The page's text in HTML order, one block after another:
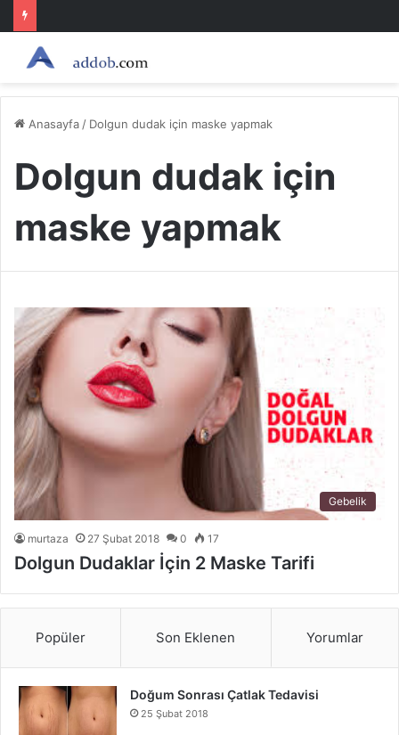
Anasayfa / Dolgun dudak için maske yapmak
Dolgun dudak için
maske yapmak
Gebelik
murtaza 27 Şubat 2018 0 17
Dolgun Dudaklar İçin 2 Maske Tarifi
Popüler Son Eklenen Yorumlar
Doğum Sonrası Çatlak Tedavisi
25 Şubat 2018